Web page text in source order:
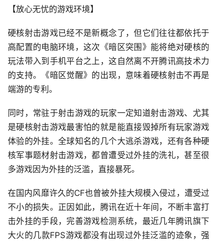
【放心无忧的游戏环境】
硬核射击游戏已经不是新概念了，但它们往往都依托于
高配置的电脑环境，这次《暗区突围》能将绝对硬核的
玩法带入到手机平台之上，这自然离不开腾讯高技术力
的支持。《暗区觉醒》的出现，意味着硬核射击不再是
端游的专利。
同时，常驻于射击游戏的玩家一定知道射击游戏、尤其
是硬核射击游戏最害怕的就是能直接毁掉所有玩家游戏
体验的外挂。全球知名的几个大逃杀游戏，还有各种硬
核军事题材射击游戏，都曾遭受过外挂的洗礼，甚至很
多游戏因为外挂的泛滥，直接暴死。
在国内风靡许久的CF也曾被外挂大规模入侵过，遭受过
不小的损失。正因如此，腾讯在近十年间，不断丰富打
击外挂的手段，完善游戏检测系统，最近几年腾讯旗下
大火的几款FPS游戏都没有出现过外挂泛滥的迹象，强